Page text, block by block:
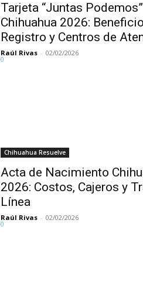
Tarjeta “Juntas Podemos”
Chihuahua 2026:
Registro y Centros de
Raúl Rivas - 02/02/2026
0
Chihuahua Resuelve
Acta de Nacimiento
2026: Costos, Cajeros y
Línea
Raúl Rivas - 02/02/2026
0